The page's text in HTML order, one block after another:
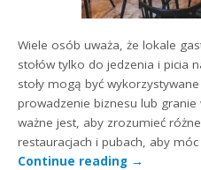
Wiele osób uważa, że ​​lokale
stołów tylko do jedzenia i picia
stoły mogą być
prowadzenie biznesu lub
ważne jest, aby zrozumieć
restauracjach i pubach, aby
Continue reading →